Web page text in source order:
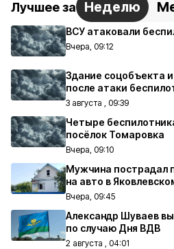
Лучшее за Неделю
ВСУ атаковали
Вчера, 09:12
Здание соцобъекта
после атаки
3 августа , 09:39
Четыре
посёлок Томаровка
Вчера, 09:10
Мужчина пострадал
на авто в
Вчера, 09:45
Александр Шуваев
по случаю Дня ВДВ
2 августа , 04:01